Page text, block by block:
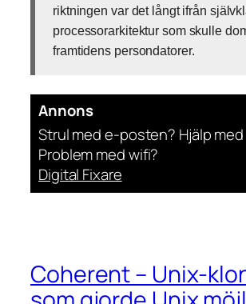
riktningen var det långt ifrån
processorarkitektur som skulle
framtidens persondatorer.
Annons
Strul med e-posten? Hjälp med
Problem med wifi?
Digital Fixare
Coherent – Unix-